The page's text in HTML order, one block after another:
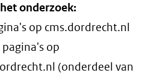
onderzoek:
op cms.dordrecht.nl
op
(onderdeel van